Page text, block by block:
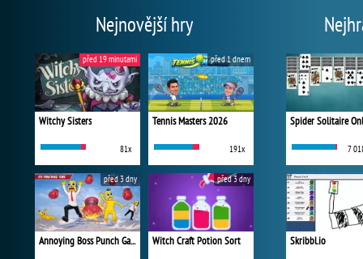
Nejnovější hry
Witchy Sisters
81x
před 19 minutami
Tennis Masters 2026
191x
před 1 dnem
Annoying Boss Punch Game
před 3 dny
Witch Craft Potion Sort
před 3 dny
Spider Solitaire
7
Skribbl.io